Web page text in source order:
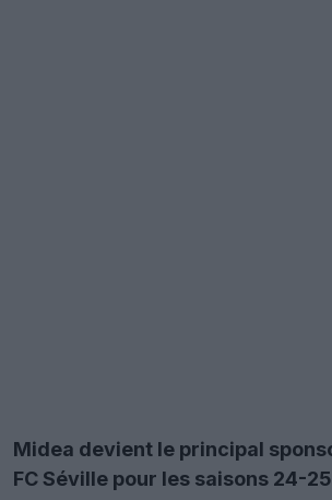
Midea devient le principal
FC Séville pour les saisons 24-